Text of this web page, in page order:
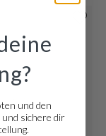
und den
sichere dir